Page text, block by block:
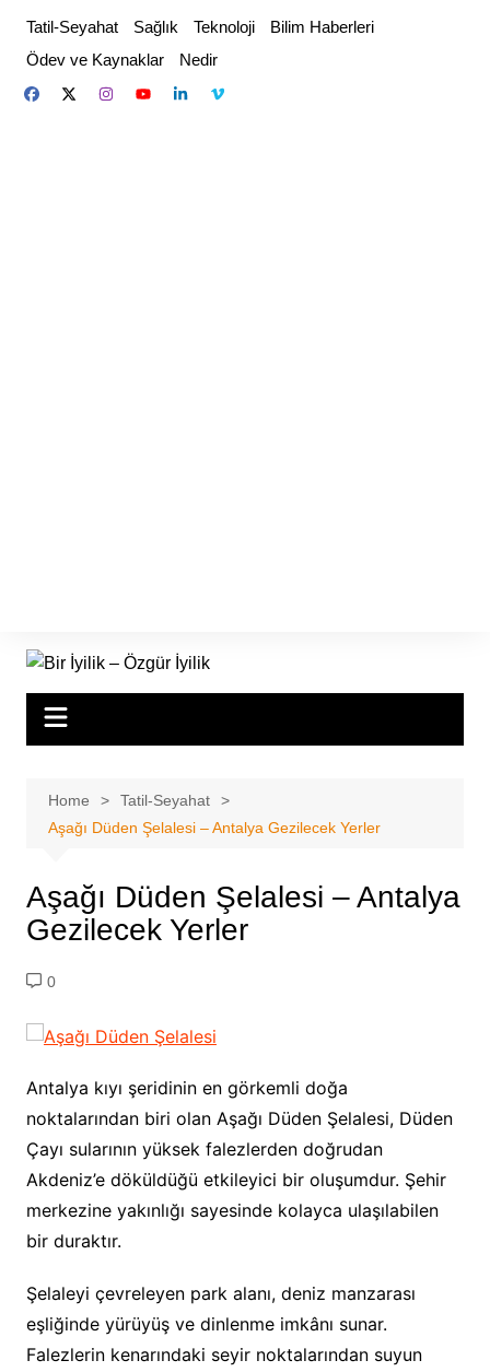
content
Tatil-Seyahat Sağlık Teknoloji
Bilim Haberleri
Ödev ve Kaynaklar
Nedir
Home
Tatil-Seyahat
Aşağı Düden Şelalesi – Antalya Gezilecek Yerler
Aşağı Düden Şelalesi – Antalya
Gezilecek Yerler
0
Antalya kıyı şeridinin en görkemli doğa
noktalarından biri olan Aşağı Düden Şelalesi, Düden
Çayı sularının yüksek falezlerden doğrudan
Akdeniz’e döküldüğü etkileyici bir oluşumdur. Şehir
merkezine yakınlığı sayesinde kolayca ulaşılabilen
bir duraktır.
Şelaleyi çevreleyen park alanı, deniz manzarası
eşliğinde yürüyüş ve dinlenme imkânı sunar.
Falezlerin kenarındaki seyir noktalarından suyun